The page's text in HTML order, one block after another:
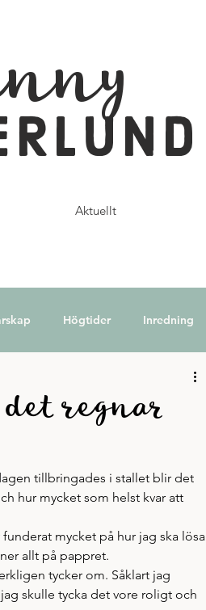
Aktuellt
Högtider Inredning
Skrivskola
regnar
tillbringades i stallet blir det
hur mycket som helst kvar att
mycket på hur jag ska lösa
allt på pappret.
tycker om. Såklart jag
skulle tycka det vore roligt och